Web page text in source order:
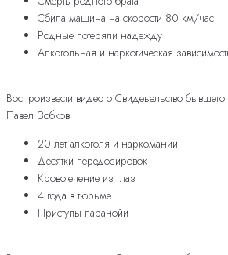
Сбила машина на скорости 80 км/час
Родные потеряли надежду
Алкогольная и наркотическая
Воспроизвести видео о Свидеьельство
Павел Зобков
20 лет алкоголя и наркомании
Десятки передозировок
Кровотечение из глаз
4 года в тюрьме
Приступы паранойи